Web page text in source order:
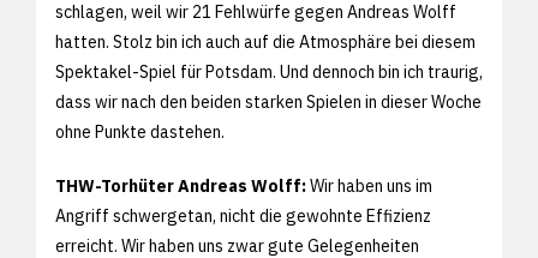
schlagen, weil wir 21 Fehlwürfe gegen Andreas Wolff
hatten. Stolz bin ich auch auf die Atmosphäre bei diesem
Spektakel-Spiel für Potsdam. Und dennoch bin ich traurig,
dass wir nach den beiden starken Spielen in dieser Woche
ohne Punkte dastehen.
THW-Torhüter Andreas Wolff:Wir haben uns im
Angriff schwergetan, nicht die gewohnte Effizienz
erreicht. Wir haben uns zwar gute Gelegenheiten